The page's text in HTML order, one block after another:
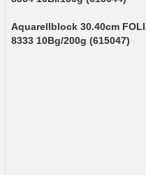
Aquarellblock 30.40cm
8333 10Bg/200g (615047)